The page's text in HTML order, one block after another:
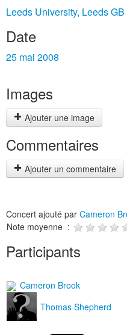
Leeds University, Leeds GB
Date
25 mai 2008
Images
Ajouter une image
Commentaires
Ajouter un commentaire
Concert ajouté par Cameron
Note moyenne :
Participants
Cameron Brook
Thomas Shepherd